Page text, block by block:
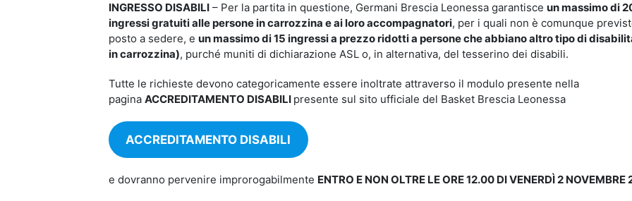
INGRESSO DISABILI – Per la partita in questione, Germani Brescia Leonessa garantisce un massimo di
ingressi gratuiti alle persone in carrozzina e ai loro accompagnatori, per i quali non è comunque
posto a sedere, e un massimo di 15 ingressi a prezzo ridotti a persone che abbiano altro tipo di
in carrozzina), purché muniti di dichiarazione ASL o, in alternativa, del tesserino dei disabili.
Tutte le richieste devono categoricamente essere inoltrate attraverso il modulo presente nella
pagina ACCREDITAMENTO DISABILI presente sul sito ufficiale del Basket Brescia Leonessa
ACCREDITAMENTO DISABILI
e dovranno pervenire improrogabilmente ENTRO E NON OLTRE LE ORE 12.00 DI VENERDÌ 2 NOVEMBRE